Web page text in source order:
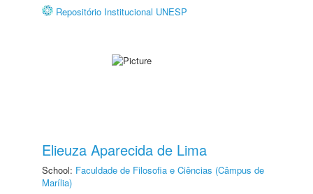
Repositório Institucional UNESP
Elieuza Aparecida de Lima
School: Faculdade de Filosofia e Ciências (Câmpus de
Marília)